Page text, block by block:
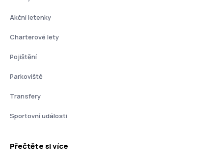
Akční letenky
Charterové lety
Pojištění
Parkoviště
Transfery
Sportovní události
Přečtěte si více